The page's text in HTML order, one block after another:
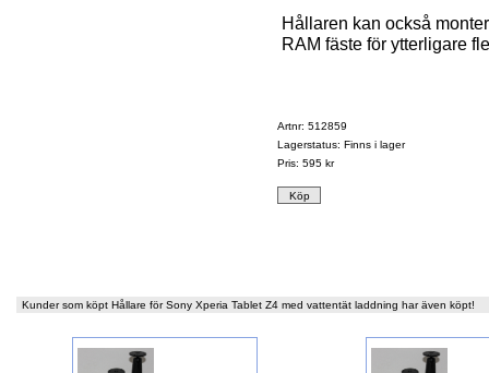
Hållaren kan också
RAM fäste för ytterligare
Artnr: 512859
Lagerstatus: Finns i lager
Pris: 595 kr
Kunder som köpt Hållare för Sony Xperia Tablet Z4 med vattentät laddning har även köpt!